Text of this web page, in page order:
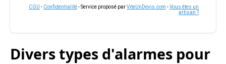
CGU - Confidentialité- Service proposé parViteUnDevis.com -Vous êtes un
artisan ?
Divers types d'alarmes pour